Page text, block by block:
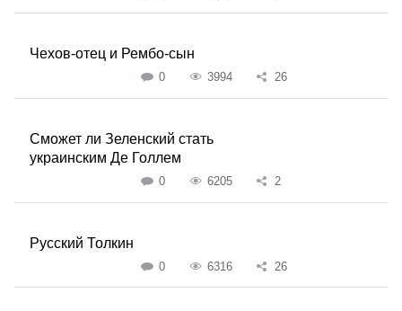
Чехов-отец и Рембо-сын
0 3994 26
Сможет ли Зеленский стать
украинским Де Голлем
0 6205 2
Русский Толкин
0 6316 26